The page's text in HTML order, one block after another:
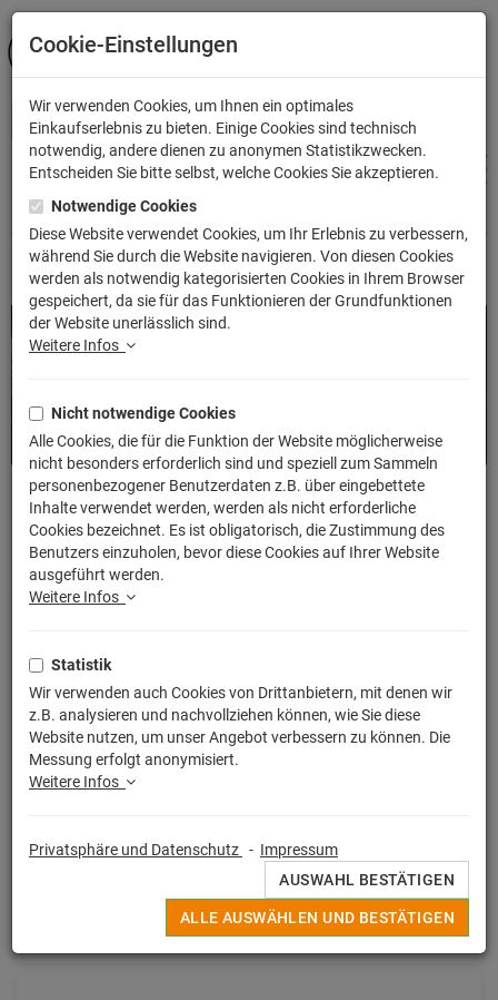
Shop Filme & Serien E.T.
Filme & Serien E.T.
SORTIERUNG: WÄHLEN
Funko POP!
E.T. Der Außerirdische POP! Vinyl Figur Gertie 9 cm
19,90 € *
Cookie-Einstellungen
Wir verwenden Cookies, um Ihnen ein optimales
Einkaufserlebnis zu bieten. Einige Cookies sind technisch
notwendig, andere dienen zu anonymen Statistikzwecken.
Entscheiden Sie bitte selbst, welche Cookies Sie akzeptieren.
Notwendige Cookies
Diese Website verwendet Cookies, um Ihr Erlebnis zu verbessern,
während Sie durch die Website navigieren. Von diesen Cookies
werden als notwendig kategorisierten Cookies in Ihrem Browser
gespeichert, da sie für das Funktionieren der Grundfunktionen
der Website unerlässlich sind.
Weitere Infos
Nicht notwendige Cookies
Alle Cookies, die für die Funktion der Website möglicherweise
nicht besonders erforderlich sind und speziell zum Sammeln
personenbezogener Benutzerdaten z.B. über eingebettete
Inhalte verwendet werden, werden als nicht erforderliche
Cookies bezeichnet. Es ist obligatorisch, die Zustimmung des
Benutzers einzuholen, bevor diese Cookies auf Ihrer Website
ausgeführt werden.
Weitere Infos
Statistik
Wir verwenden auch Cookies von Drittanbietern, mit denen wir
z.B. analysieren und nachvollziehen können, wie Sie diese
Website nutzen, um unser Angebot verbessern zu können. Die
Messung erfolgt anonymisiert.
Weitere Infos
Privatsphäre und Datenschutz - Impressum
AUSWAHL BESTÄTIGEN
ALLE AUSWÄHLEN UND BESTÄTIGEN